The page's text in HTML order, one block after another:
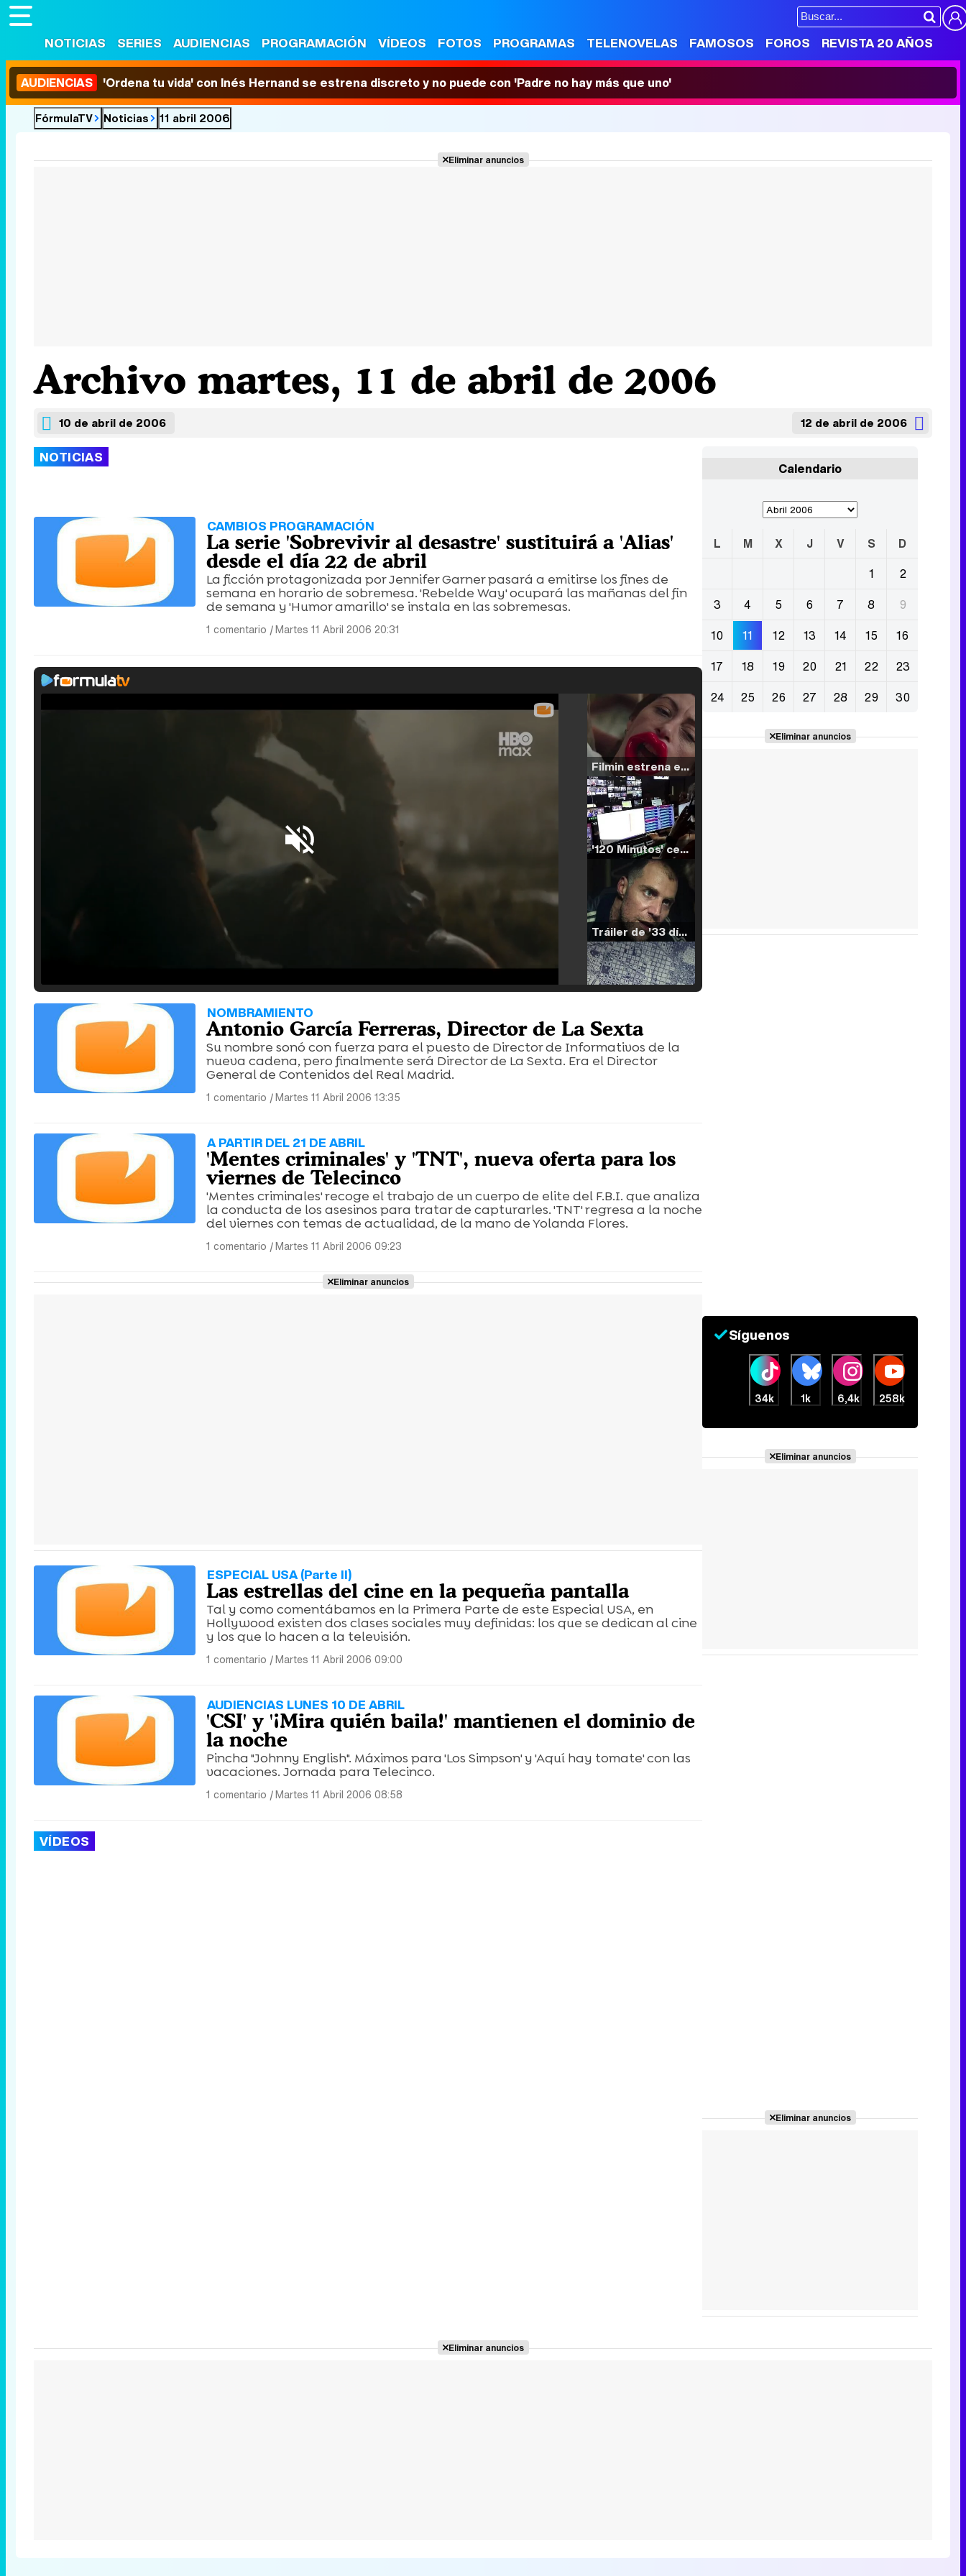
NOTICIAS SERIES AUDIENCIAS PROGRAMACIÓN VÍDEOS FOTOS PROGRAMAS TELENOVELAS FAMOSOS FOROS REVISTA 20 AÑOS
AUDIENCIAS 'Ordena tu vida' con Inés Hernand se estrena discreto y no puede con 'Padre no hay más que uno'
FórmulaTV Noticias 11 abril 2006
Eliminar anuncios
Archivo martes, 11 de abril de 2006
10 de abril de 2006 12 de abril de 2006
NOTICIAS
CAMBIOS PROGRAMACIÓN
La serie 'Sobrevivir al desastre' sustituirá a 'Alias'
desde el día 22 de abril
La ficción protagonizada por Jennifer Garner pasará a emitirse los fines de
semana en horario de sobremesa. 'Rebelde Way' ocupará las mañanas del fin
de semana y 'Humor amarillo' se instala en las sobremesas.
1 comentario |Martes 11 Abril 2006 20:31
Filmin estrena el tráiler de 'Millennial Mal', su nueva comedia universitaria de la mano de Lorena Iglesias
'120 Minutos' celebra sus 2.000 programas en Telemadrid con un vídeo del día a día en la redacción
Tráiler de '33 días', la nueva serie de Atresplayer con Julián Villagrán y José Manuel Poga
NOMBRAMIENTO
Antonio García Ferreras, Director de La Sexta
Su nombre sonó con fuerza para el puesto de Director de Informativos de la
nueva cadena, pero finalmente será Director de La Sexta. Era el Director
General de Contenidos del Real Madrid.
1 comentario |Martes 11 Abril 2006 13:35
A PARTIR DEL 21 DE ABRIL
'Mentes criminales' y 'TNT', nueva oferta para los
viernes de Telecinco
'Mentes criminales' recoge el trabajo de un cuerpo de elite del F.B.I. que analiza
la conducta de los asesinos para tratar de capturarles. 'TNT' regresa a la noche
del viernes con temas de actualidad, de la mano de Yolanda Flores.
1 comentario |Martes 11 Abril 2006 09:23
Eliminar anuncios
ESPECIAL USA (Parte II)
Las estrellas del cine en la pequeña pantalla
Tal y como comentábamos en la Primera Parte de este Especial USA, en
Hollywood existen dos clases sociales muy definidas: los que se dedican al cine
y los que lo hacen a la televisión.
1 comentario |Martes 11 Abril 2006 09:00
AUDIENCIAS LUNES 10 DE ABRIL
'CSI' y '¡Mira quién baila!' mantienen el dominio de
la noche
Pincha "Johnny English". Máximos para 'Los Simpson' y 'Aquí hay tomate' con las
vacaciones. Jornada para Telecinco.
1 comentario |Martes 11 Abril 2006 08:58
VÍDEOS
Calendario
L M X J V S
D
1
2
3
4 5 6 7 8
9
10
11 12 13 14 15
16
17
18 19 20 21 22
23
24
25 26 27 28 29 30
Eliminar anuncios
Síguenos
34k 1k 6,4k 258k
Eliminar anuncios
Eliminar anuncios
Eliminar anuncios